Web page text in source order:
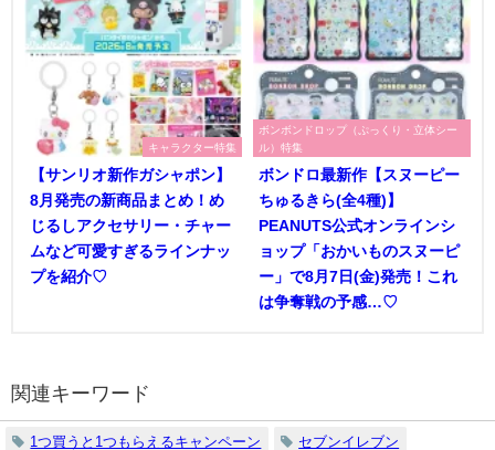
キャラクター特集
【サンリオ新作ガシャポン】
8月発売の新商品まとめ！め
じるしアクセサリー・チャー
ムなど可愛すぎるラインナッ
プを紹介♡
ボンボンドロップ（ぷっくり・立体シー
ル）特集
ボンドロ最新作【スヌーピー
ちゅるきら(全4種)】
PEANUTS公式オンラインシ
ョップ「おかいものスヌーピ
ー」で8月7日(金)発売！これ
は争奪戦の予感…♡
関連キーワード
1つ買うと1つもらえるキャンペーン セブンイレブン